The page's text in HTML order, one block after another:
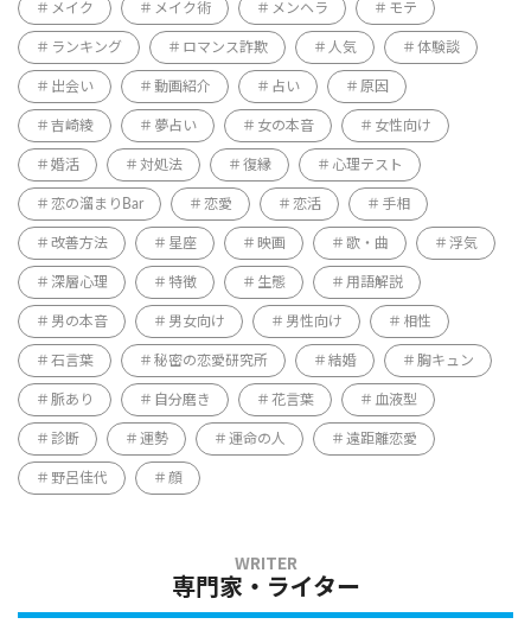
メイク メイク術 メンヘラ モテ
ランキング ロマンス詐欺 人気 体験談
出会い 動画紹介 占い 原因
吉崎綾 夢占い 女の本音 女性向け
婚活 対処法 復縁 心理テスト
恋の溜まりBar 恋愛 恋活 手相
改善方法 星座 映画 歌・曲 浮気
深層心理 特徴 生態 用語解説
男の本音 男女向け 男性向け 相性
石言葉 秘密の恋愛研究所 結婚 胸キュン
脈あり 自分磨き 花言葉 血液型
診断 運勢 運命の人 遠距離恋愛
野呂佳代 顔
専門家・ライター